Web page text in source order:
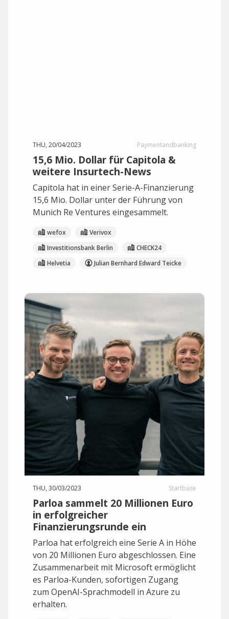
THU, 20/04/2023 Paymentandbanking
15,6 Mio. Dollar für Capitola &
weitere Insurtech-News
Capitola hat in einer Serie-A-Finanzierung
15,6 Mio. Dollar unter der Führung von
Munich Re Ventures eingesammelt.
wefox
Verivox
Investitionsbank Berlin
CHECK24
Helvetia
Julian Bernhard Edward Teicke
THU, 30/03/2023 Startbase
Parloa sammelt 20 Millionen Euro
in erfolgreicher
Finanzierungsrunde ein
Parloa hat erfolgreich eine Serie A in Höhe
von 20 Millionen Euro abgeschlossen. Eine
Zusammenarbeit mit Microsoft ermöglicht
es Parloa-Kunden, sofortigen Zugang
zum OpenAI-Sprachmodell in Azure zu
erhalten.